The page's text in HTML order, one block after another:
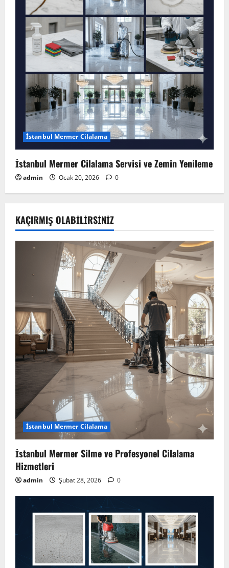
İstanbul Mermer Cilalama
İstanbul Mermer Cilalama Servisi ve Zemin Yenileme
admin Ocak 20, 2026 0
KAÇIRMIŞ OLABILIRSINIZ
İstanbul Mermer Cilalama
İstanbul Mermer Silme ve Profesyonel Cilalama
Hizmetleri
admin Şubat 28, 2026 0